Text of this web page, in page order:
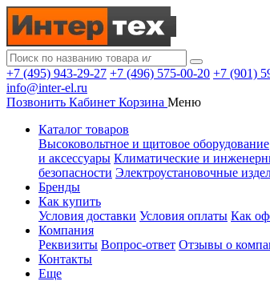
+7 (495) 943-29-27 +7 (496) 575-00-20 +7 (901)
info@inter-el.ru
Позвонить Кабинет Корзина Меню
Каталог товаров
Высоковольтное и щитовое оборудование
и аксессуары Климатические и
безопасности Электроустановочные
Бренды
Как купить
Условия доставки Условия оплаты Как
Компания
Реквизиты Вопрос-ответ Отзывы о
Контакты
Еще